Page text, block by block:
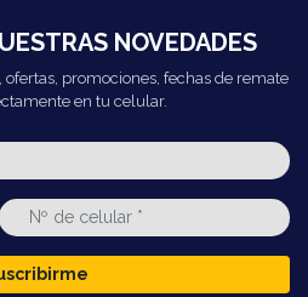
NOVEDADES
promociones, fechas de remate
en tu celular.